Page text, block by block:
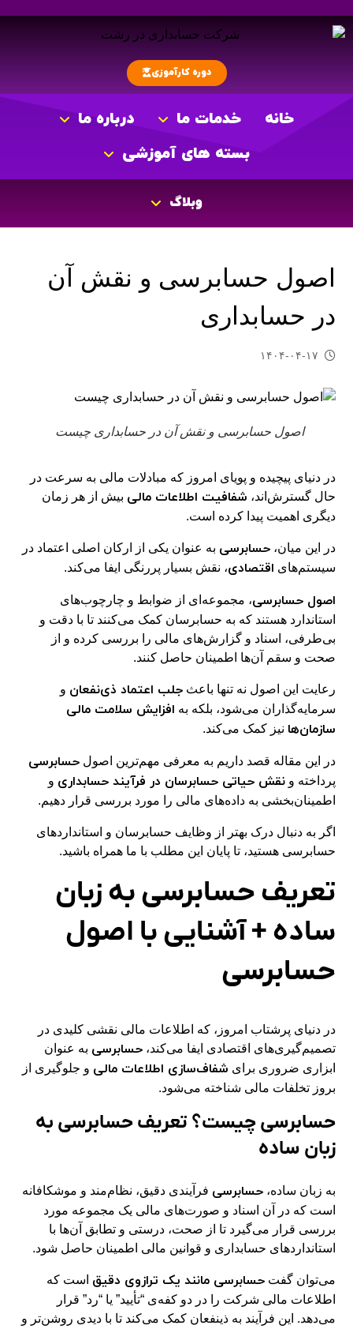
دوره کارآموزی
خانه خدمات ما
درباره ما
بسته های آموزشی
وبلاگ
اصول حسابرسی و نقش آن
در حسابداری
۱۴۰۴-۰۴-۱۷
اصول حسابرسی و نقش آن در حسابداری چیست
در دنیای پیچیده و پویای امروز که مبادلات مالی به سرعت در
حال گسترش‌اند، شفافیت اطلاعات مالی بیش از هر زمان
دیگری اهمیت پیدا کرده است.
در این میان،حسابرسی به عنوان یکی از ارکان اصلی اعتماد در
سیستم‌های اقتصادی، نقش بسیار پررنگی ایفا می‌کند.
اصول حسابرسی، مجموعه‌ای از ضوابط و چارچوب‌های
استاندارد هستند که به حسابرسان کمک می‌کنند تا با دقت و
بی‌طرفی، اسناد و گزارش‌های مالی را بررسی کرده و از
صحت و سقم آن‌ها اطمینان حاصل کنند.
رعایت این اصول نه تنها باعثجلب اعتماد ذی‌نفعان و
سرمایه‌گذاران می‌شود، بلکه به افزایش سلامت مالی
سازمان‌ها نیز کمک می‌کند.
در این مقاله قصد داریم به معرفی مهم‌ترین اصولحسابرسی
پرداخته ونقش حیاتی حسابرسان در فرآیند حسابداری و
اطمینان‌بخشی به داده‌های مالی را مورد بررسی قرار دهیم.
اگر به دنبال درک بهتر از وظایف حسابرسان و استانداردهای
حسابرسی هستید، تا پایان این مطلب با ما همراه باشید.
تعریف حسابرسی به زبان
ساده + آشنایی با اصول
حسابرسی
در دنیای پرشتاب امروز، که اطلاعات مالی نقشی کلیدی در
تصمیم‌گیری‌های اقتصادی ایفا می‌کند،حسابرسی به عنوان
ابزاری ضروری برای شفاف‌سازی اطلاعات مالی و جلوگیری از
بروز تخلفات مالی شناخته می‌شود.
حسابرسی چیست؟ تعریف حسابرسی به
زبان ساده
به زبان ساده،حسابرسی فرآیندی دقیق، نظام‌مند و موشکافانه
است که در آن اسناد و صورت‌های مالی یک مجموعه مورد
بررسی قرار می‌گیرد تا از صحت، درستی و تطابق آن‌ها با
استانداردهای حسابداری و قوانین مالی اطمینان حاصل شود.
می‌توان گفتحسابرسی مانند یک ترازوی دقیق است که
اطلاعات مالی شرکت را در دو کفه‌ی “تأیید” یا “رد” قرار
می‌دهد. این فرآیند به ذینفعان کمک می‌کند تا با دیدی روشن‌تر و